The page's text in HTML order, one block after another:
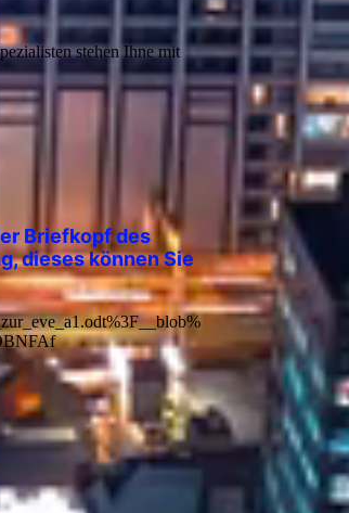
stehen Ihne mit
Briefkopf des
dieses können Sie